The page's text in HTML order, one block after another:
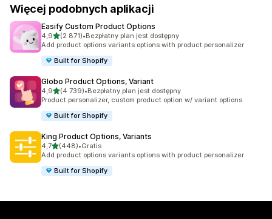
Więcej podobnych aplikacji
Easify Custom Product Options
4,9na 5 gwiazdek
(2 871)
Łączna liczba recenzji: 2871
•Bezpłatny plan jest dostępny
Add product options variants options with product personalizer
Built for Shopify
Globo Product Options, Variant
4,9na 5 gwiazdek
(4 739)
Łączna liczba recenzji: 4739
•Bezpłatny plan jest dostępny
Product personalizer, custom product option w/ variant options
Built for Shopify
King Product Options, Variants
4,7na 5 gwiazdek
(448)
Łączna liczba recenzji: 448
•Gratis
Add product options variants options with product personalizer
Built for Shopify